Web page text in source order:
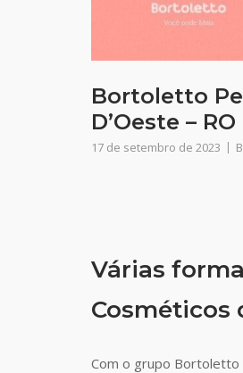
Bortoletto
D’Oeste – RO
17 de setembro de 2023
Várias
Cosméticos
Com o grupo Bortoletto